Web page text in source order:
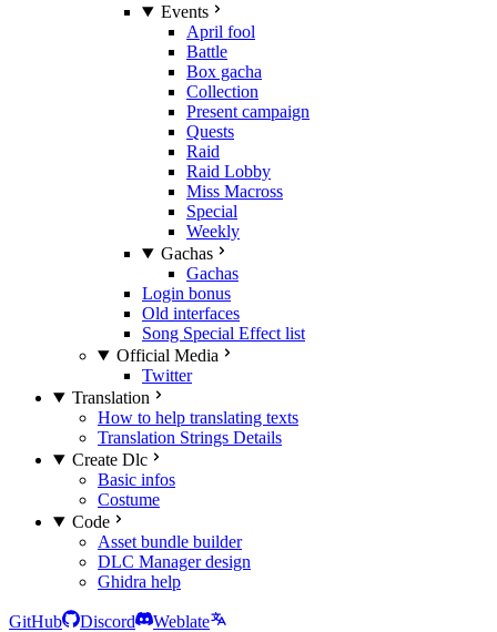
Events
April fool
Battle
Box gacha
Collection
Present campaign
Quests
Raid
Raid Lobby
Miss Macross
Special
Weekly
Gachas
Gachas
Login bonus
Old interfaces
Song Special Effect list
Official Media
Twitter
Translation
How to help translating texts
Translation Strings Details
Create Dlc
Basic infos
Costume
Code
Asset bundle builder
DLC Manager design
Ghidra help
GitHub Discord
Weblate